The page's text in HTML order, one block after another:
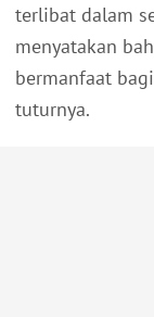
terlibat dalam
menyatakan
bermanfaat
tuturnya.